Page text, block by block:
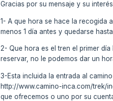
Gracias por su mensaje y su
1- A que hora se hace la recogida
menos 1 día antes y quedarse
2- Que hora es el tren el primer
reservar, no le podemos dar un
3-Esta incluida la entrada al
http://www.camino-inca.com/trek/
que ofrecemos o uno por su